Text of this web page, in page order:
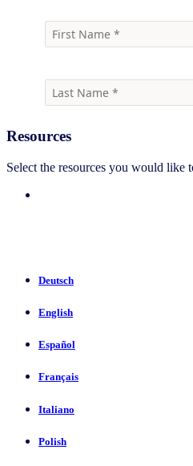
Resources
Select the resources you would like
Deutsch
English
Español
Français
Italiano
Polish